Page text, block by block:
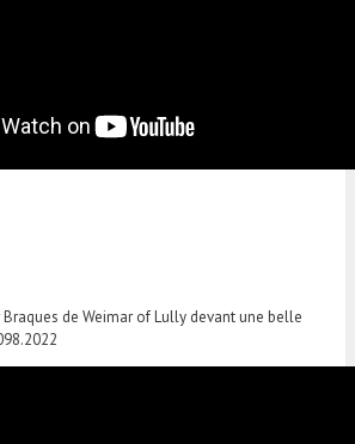
Braques de Weimar of Lully devant une belle